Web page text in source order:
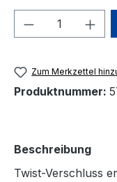
Produkt
Zum Merkzettel
Produktnummer:
Beschreibung
Twist-Verschluss